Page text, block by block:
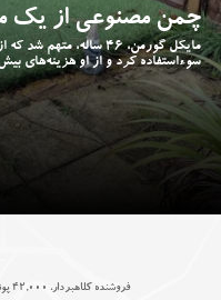
چمن مصنوعی از یک
سوءاستفاده کرد و از او هزینه‌های
فروشنده کلاهبردار، 42,000 پوند برای این تکه چمن مصنوعی از یک مرد مسن دریافت کرد